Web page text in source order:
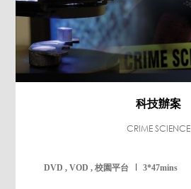
科技辦案
CRIME SCIENCE
DVD , VOD , 校園平台 3*47mins